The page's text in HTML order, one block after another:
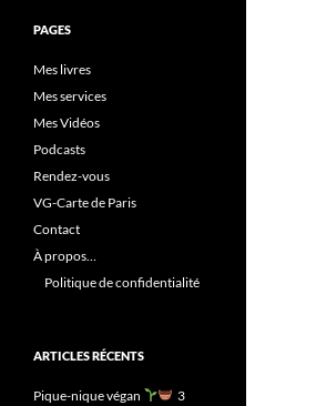
PAGES
Mes livres
Mes services
Mes Vidéos
Podcasts
Rendez-vous
VG-Carte de Paris
Contact
À propos…
Politique de confidentialité
ARTICLES RÉCENTS
Pique-nique végan
3